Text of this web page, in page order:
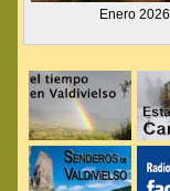
.
Enero2026